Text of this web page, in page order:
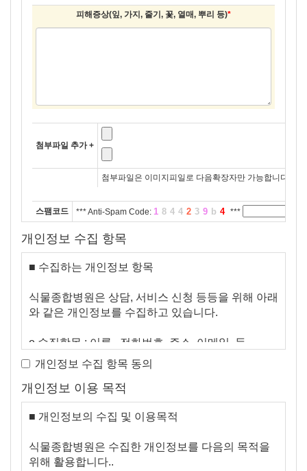
피해증상(잎, 가지, 줄기, 꽃, 열매, 뿌리 등)*
첨부파일 추가 +
첨부파일은 이미지피일로 다음확장자만 가능합니다.
스팸코드 *** Anti-Spam Code: 1 844 2 3 9 b 4 ***
개인정보 수집 항목
■ 수집하는 개인정보 항목
식물종합병원은 상담, 서비스 신청 등등을 위해 아래
와 같은 개인정보를 수집하고 있습니다.
ο 수집항목 : 이름 , 전화번호, 주소, 이메일 등
ο 개인정보 수집방법 : 홈페이지를 통한 온라인 신청
개인정보 수집 항목 동의
개인정보 이용 목적
■ 개인정보의 수집 및 이용목적
식물종합병원은 수집한 개인정보를 다음의 목적을
위해 활용합니다..